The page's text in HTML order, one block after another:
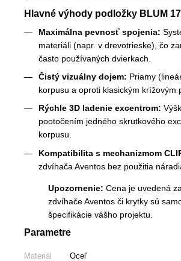
Hlavné výhody podložky BLUM
Maximálna pevnosť spojenia:
materiáli (napr. v drevotrieske), čo
často používaných dvierkach.
Čistý vizuálny dojem: Priamy
korpusu a oproti klasickým krížovým
Rýchle 3D ladenie excentrom:
pootočením jedného skrutkového
korpusu.
Kompatibilita s mechanizmom
zdvíhača Aventos bez použitia
Upozornenie: Cena je uvedená
zdvíhače Aventos či krytky sú
špecifikácie vášho projektu.
Parametre
Materiál Oceľ